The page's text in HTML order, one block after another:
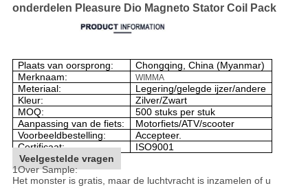
onderdelen Pleasure Dio Magneto Stator Coil Pack
Plaats van oorsprong:
Chongqing, China (Myanmar)
Merknaam:
WIMMA
Meteriaal:
Legering/gelegde ijzer/andere
Kleur:
Zilver/Zwart
MOQ:
500 stuks per stuk
Aanpassing van de fiets:
Motorfiets/ATV/scooter
Voorbeeldbestelling:
Accepteer.
Certificaat:
ISO9001
Veelgestelde vragen
1Over Sample:
Het monster is gratis, maar de luchtvracht is inzamelen of u